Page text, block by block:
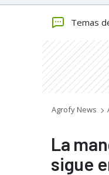
Temas
Agrofy News
La
sigue